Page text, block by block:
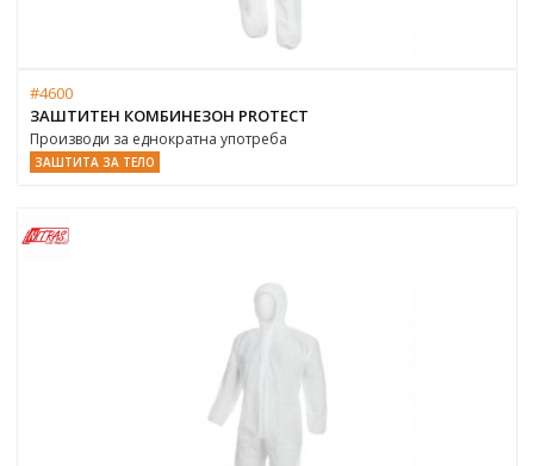
#4600
ЗАШТИТЕН КОМБИНЕЗОН PROTECT
Производи за еднократна употреба
ЗАШТИТА ЗА ТЕЛО